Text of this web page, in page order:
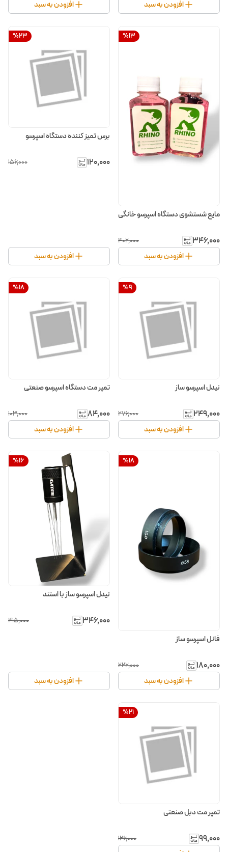
افزودن به سبد افزودن به سبد
%13
مایع شستشوی دستگاه اسپرسو خانگی
۳۴۶٬۰۰۰ ۴۰۲٬۰۰۰
افزودن به سبد
%23
برس تمیز کننده دستگاه اسپرسو
۱۲۰٬۰۰۰ ۱۵۶٬۰۰۰
افزودن به سبد
%9
نیدل اسپرسو ساز
۲۴۹٬۰۰۰ ۲۷۶٬۰۰۰
افزودن به سبد
%18
تمپر مت دستگاه اسپرسو صنعتی
۸۴٬۰۰۰ ۱۰۳٬۰۰۰
افزودن به سبد
%18
فانل اسپرسو ساز
۱۸۰٬۰۰۰ ۲۲۲٬۰۰۰
افزودن به سبد
%16
نیدل اسپرسو ساز با استند
۳۴۶٬۰۰۰ ۴۱۵٬۰۰۰
افزودن به سبد
%21
تمپر مت دبل صنعتی
۹۹٬۰۰۰ ۱۲۶٬۰۰۰